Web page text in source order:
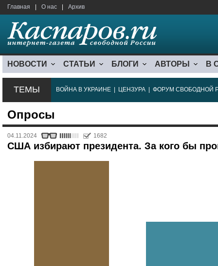
Главная О нас Архив
НОВОСТИ СТАТЬИ БЛОГИ АВТОРЫ В
ТЕМЫ ВОЙНА В УКРАИНЕ ЦЕНЗУРА ФОРУМ СВОБОДНОЙ
Опросы
04.11.2024 1682
США избирают президента. За кого бы